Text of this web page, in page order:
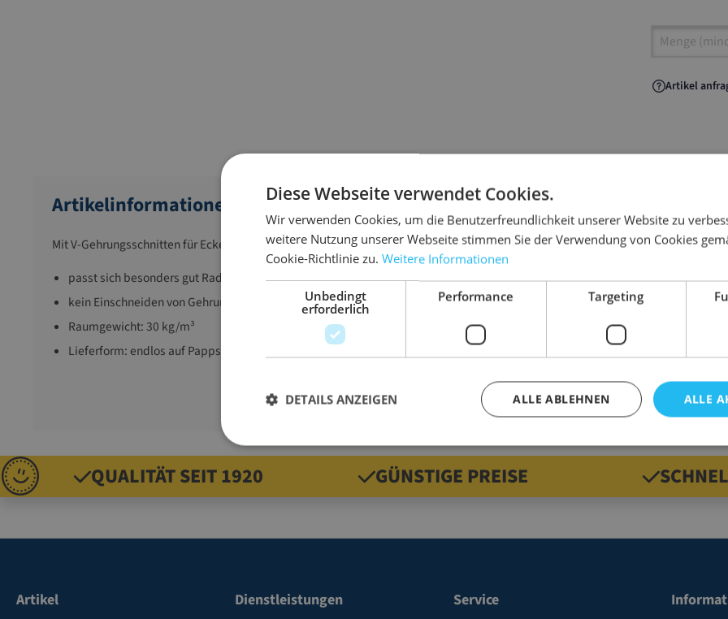
Artikel
Artikel
Artikelinformationen
Mit V-Gehrungsschnitten für Ecken und Radien
passt sich besonders gut Radien und Winkeln an
kein Einschneiden von Gehrungen notwendig
Raumgewicht: 30 kg/m³
Lieferform: endlos auf Pappspule
Abmessun
Marke
Gewicht
QUALITÄT SEIT 1920 GÜNSTIGE PREISE
Artikel Dienstleistungen Service
Diese Webseite verwendet Cookies.
Wir verwenden Cookies, um die Benutzerfreundlichkeit unserer Website zu
weitere Nutzung unserer Webseite stimmen Sie der Verwendung von Cookies
Cookie-Richtlinie zu. Weitere Informationen
Unbedingt
erforderlich
Performance Targeting
ALLE
ALLE ABLEHNEN
DETAILS ANZEIGEN